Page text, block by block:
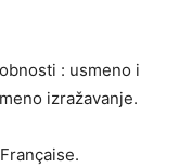
: usmeno i
izražavanje.